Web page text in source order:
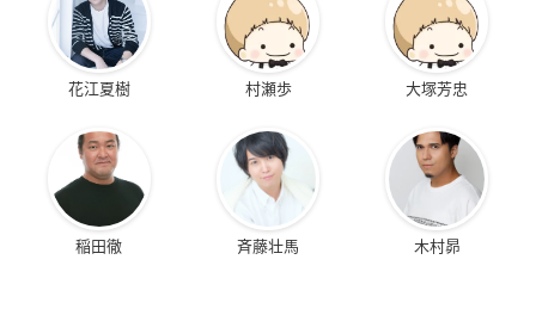
花江夏樹 村瀬歩 大塚芳忠
稲田徹 斉藤壮馬 木村昴